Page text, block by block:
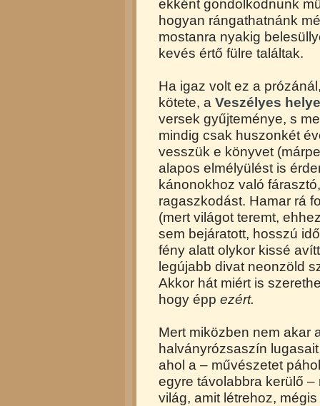
ekként gondolkodnunk
hogyan rángathatnánk
mostanra nyakig
kevés értő fülre találtak.
Ha igaz volt ez a
kötete, a Veszélyes
versek gyűjteménye, s
mindig csak huszonkét
vesszük e könyvet
alapos elmélyülést is
kánonokhoz való
ragaszkodást. Hamar rá
(mert világot teremt,
sem bejáratott, hosszú
fény alatt olykor kissé
legújabb divat neonzöld
Akkor hát miért is
hogy épp ezért.
Mert miközben nem akar
halványrózsaszín
ahol a – művészetet
egyre távolabbra kerülő
világ, amit létrehoz,